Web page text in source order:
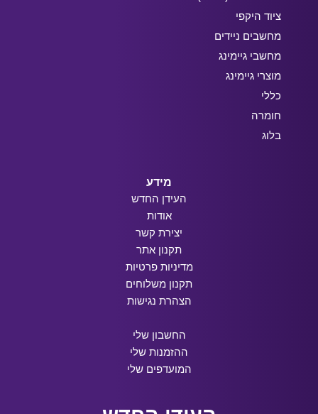
ציוד היקפי
מחשבים ניידים
מחשבי גיימינג
מוצרי גיימינג
כללי
חומרה
בלוג
מידע
העידן החדש
אודות
יצירת קשר
תקנון אתר
מדיניות פרטיות
תקנון משלוחים
הצהרת נגישות
החשבון שלי
ההזמנות שלי
המועדפים שלי